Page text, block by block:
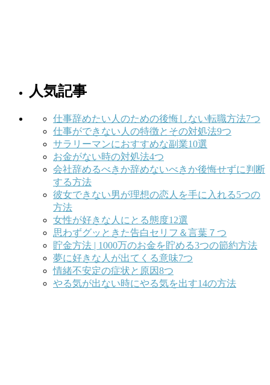
人気記事
仕事辞めたい人のための後悔しない転職方法7つ
仕事ができない人の特徴とその対処法9つ
サラリーマンにおすすめな副業10選
お金がない時の対処法4つ
会社辞めるべきか辞めないべきか後悔せずに判断
する方法
彼女できない男が理想の恋人を手に入れる5つの
方法
女性が好きな人にとる態度12選
思わずグッときた告白セリフ＆言葉７つ
貯金方法 | 1000万のお金を貯める3つの節約方法
夢に好きな人が出てくる意味7つ
情緒不安定の症状と原因8つ
やる気が出ない時にやる気を出す14の方法